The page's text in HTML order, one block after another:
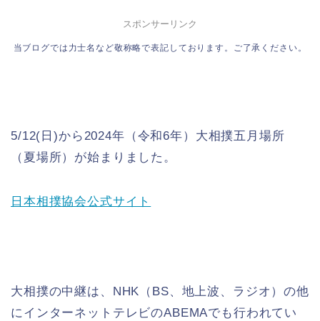
スポンサーリンク
当ブログでは力士名など敬称略で表記しております。ご了承ください。
5/12(日)から2024年（令和6年）大相撲五月場所
（夏場所）が始まりました。
日本相撲協会公式サイト
大相撲の中継は、NHK（BS、地上波、ラジオ）の他
にインターネットテレビのABEMAでも行われてい